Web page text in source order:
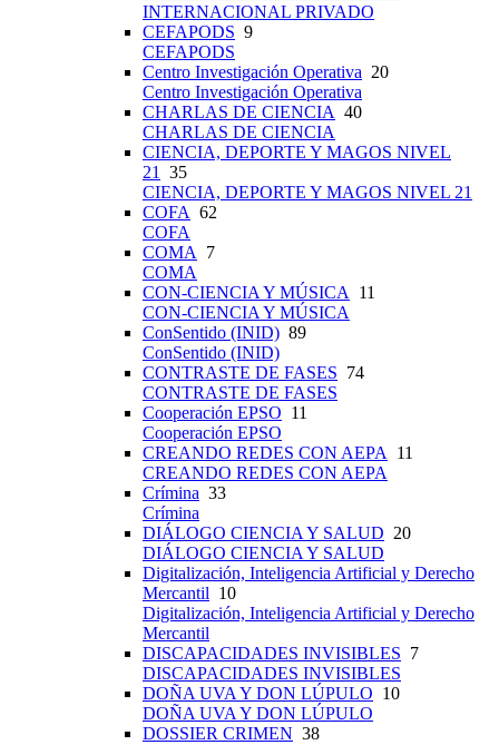
INTERNACIONAL PRIVADO
CEFAPODS 9
CEFAPODS
Centro Investigación Operativa 20
Centro Investigación Operativa
CHARLAS DE CIENCIA 40
CHARLAS DE CIENCIA
CIENCIA, DEPORTE Y MAGOS NIVEL
21
35
CIENCIA, DEPORTE Y MAGOS NIVEL 21
COFA 62
COFA
COMA
7
COMA
CON-CIENCIA Y MÚSICA
11
CON-CIENCIA Y MÚSICA
ConSentido (INID) 89
ConSentido (INID)
CONTRASTE DE FASES 74
CONTRASTE DE FASES
Cooperación EPSO 11
Cooperación EPSO
CREANDO REDES CON AEPA
11
CREANDO REDES CON AEPA
Crímina 33
Crímina
DIÁLOGO CIENCIA Y SALUD 20
DIÁLOGO CIENCIA Y SALUD
Digitalización, Inteligencia Artificial y Derecho
Mercantil 10
Digitalización, Inteligencia Artificial y Derecho
Mercantil
DISCAPACIDADES INVISIBLES 7
DISCAPACIDADES INVISIBLES
DOÑA UVA Y DON LÚPULO 10
DOÑA UVA Y DON LÚPULO
DOSSIER CRIMEN 38